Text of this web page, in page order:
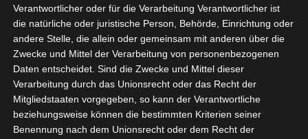
Mittwoch, 10. Februar : >> Dienstag, 16. Februar:
Olympique de Béja – Club Sportif Sfaxien (4. Spieltag)
Olympique de Béja hat das Kunststück vollbracht und
Club Sportif Sfaxien im Nachholspiel vom 4. Spieltag
knapp mit 1:0 besiegt. Das einzige Tor des Spiels
erzielte Mourad Hedhli in der 66. Spielminute durch
einen Elfmeter.
Verantwortlicher oder für die Verarbeitung Verantwortlicher ist
die natürliche oder juristische Person, Behörde, Einrichtung oder
andere Stelle, die allein oder gemeinsam mit anderen über die
Zwecke und Mittel der Verarbeitung von personenbezogenen
Daten entscheidet. Sind die Zwecke und Mittel dieser
Verarbeitung durch das Unionsrecht oder das Recht der
Mitgliedstaaten vorgegeben, so kann der Verantwortliche
beziehungsweise können die bestimmten Kriterien seiner
Benennung nach dem Unionsrecht oder dem Recht der